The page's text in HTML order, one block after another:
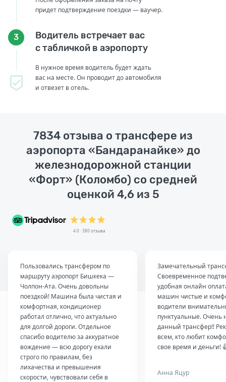
придет подтверждение поездки — ваучер.
3
Водитель встречает вас
с табличкой в аэропорту
В нужное время водитель будет ждать
вас на месте. Он проводит до автомобиля
и отвезет в отель.
7834 отзыва о трансфере из
аэропорта «Бандаранайке» до
железнодорожной станции
«Форт» (Коломбо) со средней
оценкой 4,6 из 5
4.0 · 380 отзыва
Пользовались трансфером по
маршруту аэропорт Бишкека —
Чолпон-Ата. Очень довольны
поездкой! Машина была чистая и
комфортная, кондиционер
работал отлично, что актуально
для долгой дороги. Отдельное
спасибо водителю за аккуратное
вождение — всю дорогу ехали
строго по правилам, без
лихачества и превышения
скорости, чувствовали себя в
Замечательный
Своевременное
удобная онлайн
машин чистые и
водители
пунктуальные. Очень
данный трансфер!!
всем, кто любит
свое время и деньги!
Анна Яцур